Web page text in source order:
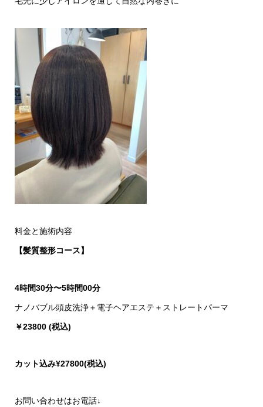
料金と施術内容
【髪質整形コース】
4時間30分〜5時間00分
ナノバブル頭皮洗浄＋電子ヘアエステ＋ストレートパーマ
￥23800 (税込)
カット込み¥27800(税込)
お問い合わせはお電話↓